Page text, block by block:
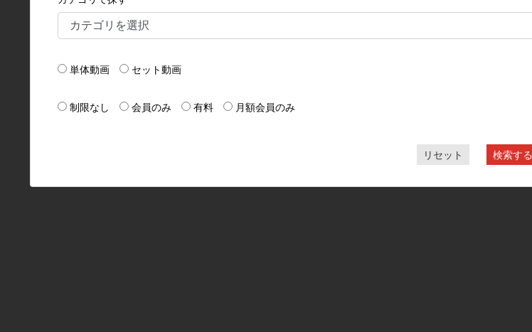
単体動画 セット動画
制限なし 会員のみ 有料 月額会員のみ
リセット 検索する